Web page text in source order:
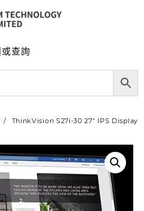
查詢
ThinkVision S27i-30 27″ IPS Display